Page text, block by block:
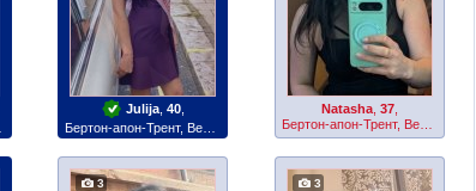
Julija ,40 Natasha, 37,
Бертон-апон-Трент, Великобритания
3 3